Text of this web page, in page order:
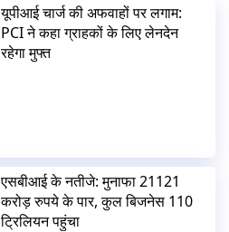
यूपीआई चार्ज की अफवाहों पर लगाम:
PCI ने कहा ग्राहकों के लिए लेनदेन
रहेगा मुफ्त
एसबीआई के नतीजे: मुनाफा 21121
करोड़ रुपये के पार, कुल बिजनेस 110
ट्रिलियन पहुंचा